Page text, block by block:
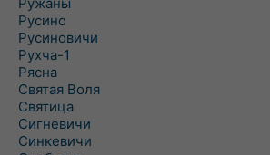
Русино
Русиновичи
Рухча-1
Рясна
Святая Воля
Святица
Сигневичи
Синкевичи